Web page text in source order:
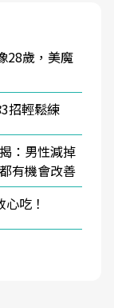
28歲，美魔
招輕鬆練
：男性減掉
有機會改善
吃！